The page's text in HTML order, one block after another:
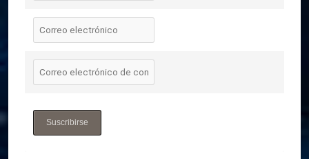
Suscribirse